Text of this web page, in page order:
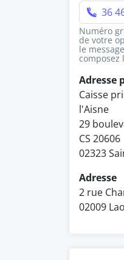
36
Numéro
de votre
le
composez
Adresse
Caisse
l'Aisne
29
CS 20606
02323
Adresse
2 rue
02009